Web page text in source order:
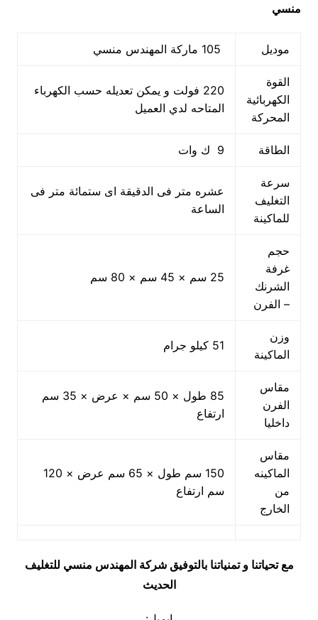
منسي
موديل
القوة
الكهربائية
المحركة
220 فولت و يمكن تعديله حسب الكهرباء
المتاحه لدي العميل
الطاقة 9 ك وات
سرعة
التغليف
للماكينة
عشره متر فى الدقيقة اى ستمائة متر فى
الساعة
حجم
غرفة
الشرنك
– الفرن
25 سم × 45 سم × 80 سم
وزن
الماكينة
51 كيلو جرام
مقاس
الفرن
داخليا
85 طول × 50 سم × عرض × 35 سم
ارتفاع
مقاس
الماكينه
من
الخارج
150 سم طول × 65 سم عرض × 120
سم ارتفاع
مع تحياتنا و تمنياتنا بالتوفيق شركة المهندس منسي للتغليف
الحديث